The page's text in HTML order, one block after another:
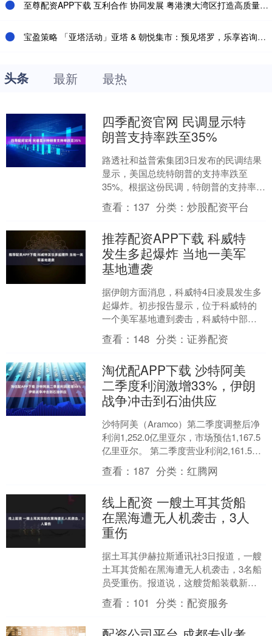
至尊配资APP下载 互利合作 协同发展 粤港澳大湾区打造高质量发展典范——勇立潮头向未来（奋勇争先，决战决胜“十四五”）
宝盈策略 「亚塔活动」亚塔 & 朝悦集市：预见塔罗，乐享咨询优惠
头条 最新 最热
四季配资官网 民调显示特
朗普支持率跌至35%
路透社和益普索集团3日发布的民调结果
显示，美国总统特朗普的支持率跌至
35%。根据这份民调，特朗普的支持率从
上月的37%降至35%，只比其任内支持率
最低水平高出1....
查看： 137 分类：炒股配资平台
推荐配资APP下载 科威特
发生多起爆炸 当地一美军
基地遭袭
据伊朗方面消息，科威特4日凌晨发生多
起爆炸。初步报告显示，位于科威特的
一个美军基地遭到袭击，科威特中部可
以看到浓烟和火光。消息称，伊拉克南
部也能听见爆炸声。对于....
查看： 148 分类：证券配资
淘优配APP下载 沙特阿美
二季度利润激增33%，伊朗
战争冲击到石油供应
沙特阿美（Aramco）第二季度调整后净
利润1,252.0亿里亚尔，市场预估1,167.5
亿里亚尔。 第二季度营业利润2,161.5亿
里亚尔，同比增长29%，市....
查看： 187 分类：红腾网
线上配资 一艘土耳其货船
在黑海遭无人机袭击，3人
重伤
据土耳其伊赫拉斯通讯社3日报道，一艘
土耳其货船在黑海遭无人机袭击，3名船
员受重伤。报道说，这艘货船装载新鲜
蔬菜和水果，从土耳其萨姆松港出发前
往俄罗斯新罗西斯克港....
查看： 101 分类：配资服务